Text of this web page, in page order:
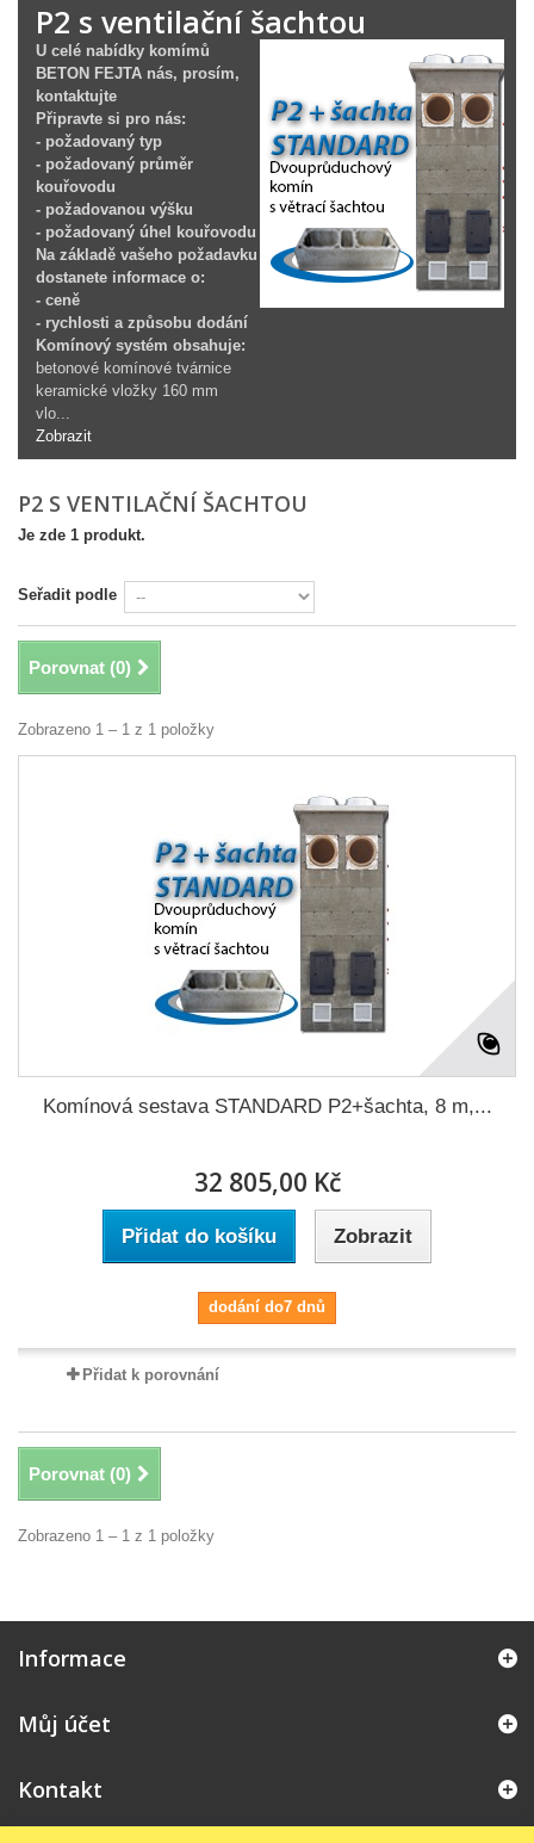
P2 s ventilační šachtou
U celé nabídky komímů
BETON FEJTA nás, prosím,
kontaktujte
Připravte si pro nás:
- požadovaný typ
- požadovaný průměr
kouřovodu
- požadovanou výšku
- požadovaný úhel kouřovodu
Na základě vašeho požadavku
dostanete informace o:
- ceně
- rychlosti a způsobu dodání
Komínový systém obsahuje:
betonové komínové tvárnice
keramické vložky 160 mm
vlo...
Zobrazit
P2 S VENTILAČNÍ ŠACHTOU
Je zde 1 produkt.
Seřadit podle
Porovnat (0)
Zobrazeno 1 – 1 z 1 položky
Komínová sestava STANDARD P2+šachta, 8 m,...
32 805,00 Kč
Přidat do košíku Zobrazit
dodání do7 dnů
Přidat k porovnání
Porovnat (0)
Zobrazeno 1 – 1 z 1 položky
Informace
Můj účet
Kontakt